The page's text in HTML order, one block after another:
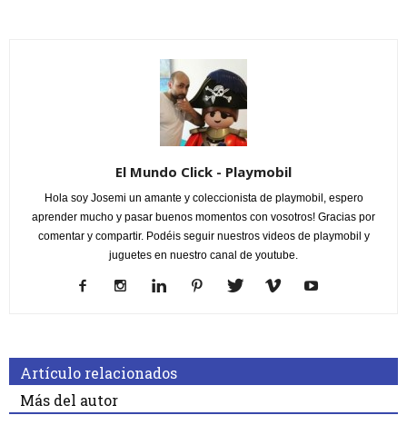
El Mundo Click - Playmobil
Hola soy Josemi un amante y coleccionista de playmobil, espero
aprender mucho y pasar buenos momentos con vosotros! Gracias por
comentar y compartir. Podéis seguir nuestros videos de playmobil y
juguetes en nuestro canal de youtube.
Artículo relacionados
Más del autor